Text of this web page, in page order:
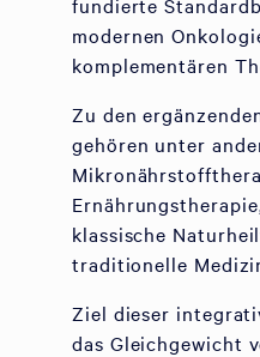
modernen
komplementären
Zu den
gehören unter
klassische
traditionelle
Ziel dieser
das Gleichgewicht